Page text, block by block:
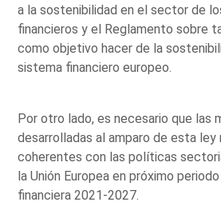
a la sostenibilidad en el sector de
financieros y el Reglamento sobre
como objetivo hacer de la
sistema financiero europeo.
Por otro lado, es necesario que las
desarrolladas al amparo de esta
coherentes con las políticas
la Unión Europea en próximo
financiera 2021-2027.